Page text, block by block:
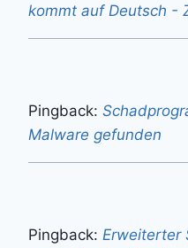
kommt auf Deutsch -
Pingback:
Malware gefunden
Pingback: Erweiterter